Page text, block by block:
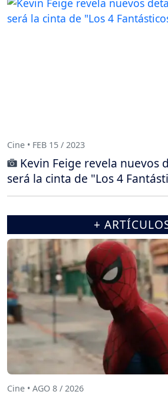
Cine • FEB 15 / 2023
Kevin Feige revela nuevos
será la cinta de "Los 4
+
Cine • AGO 8 / 2026